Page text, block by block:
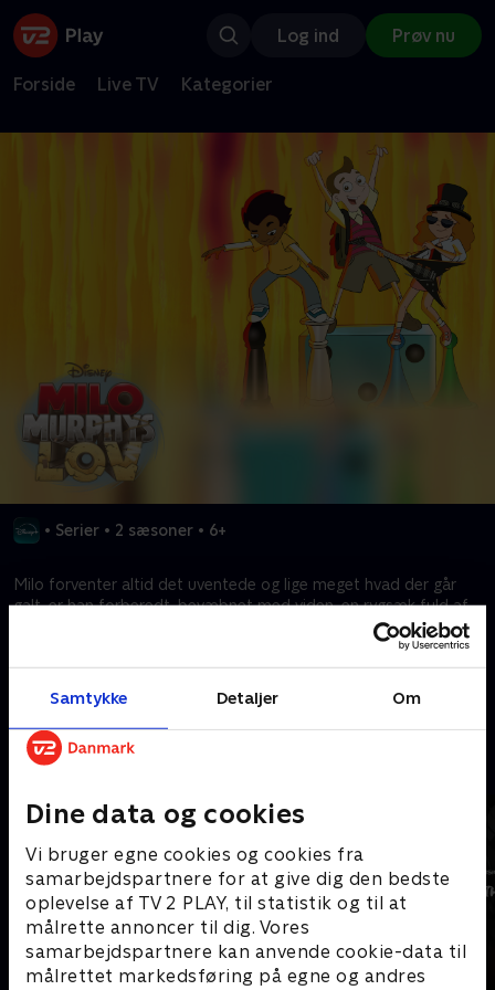
Samtykke Detaljer Om
Dine data og cookies
Vi bruger egne cookies og cookies fra
samarbejdspartnere for at give dig den bedste
oplevelse af TV 2 PLAY, til statistik og til at
målrette annoncer til dig. Vores
samarbejdspartnere kan anvende cookie-data til
målrettet markedsføring på egne og andres
Log ind Prøv nu
Forside Live TV Kategorier
• Serier • 2 sæsoner • 6+
Milo forventer altid det uventede og lige meget hvad der går
galt, er han forberedt, bevæbnet med viden, en rygsæk fuld af
Kræver tilkøb
Mere indhold fra Disney+